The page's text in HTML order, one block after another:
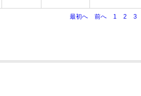
最初へ 前へ 1 2 3